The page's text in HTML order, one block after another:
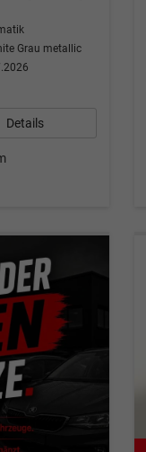
Grau metallic
Details